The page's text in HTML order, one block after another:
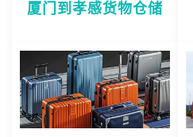
厦门到孝感货物仓储